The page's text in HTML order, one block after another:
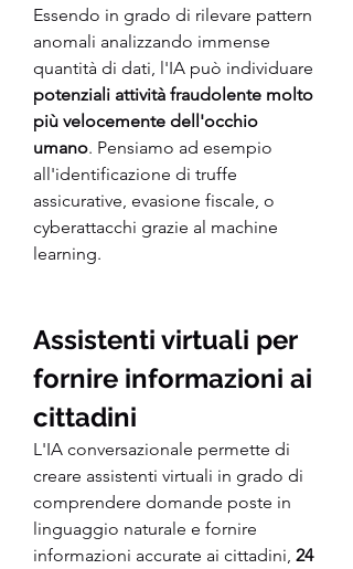
Essendo in grado di rilevare pattern
anomali analizzando immense
quantità di dati, l'IA può individuare
potenziali attività fraudolente molto
più velocemente dell'occhio
umano. Pensiamo ad esempio
all'identificazione di truffe
assicurative, evasione fiscale, o
cyberattacchi grazie al machine
learning.
Assistenti virtuali per
fornire informazioni ai
cittadini
L'IA conversazionale permette di
creare assistenti virtuali in grado di
comprendere domande poste in
linguaggio naturale e fornire
informazioni accurate ai cittadini, 24